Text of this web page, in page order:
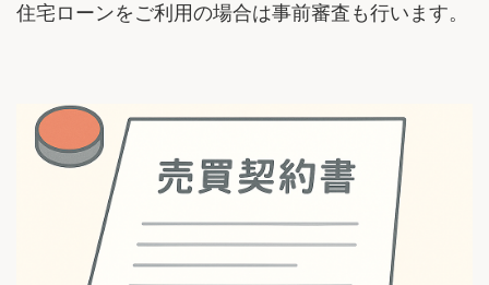
住宅ローンをご利用の場合は事前審査も行います。